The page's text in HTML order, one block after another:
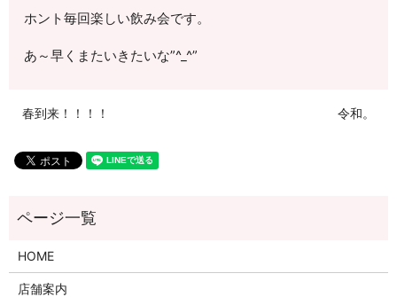
ホント毎回楽しい飲み会です。
あ～早くまたいきたいな”^_^”
春到来！！！！ 令和。
HOME
店舗案内